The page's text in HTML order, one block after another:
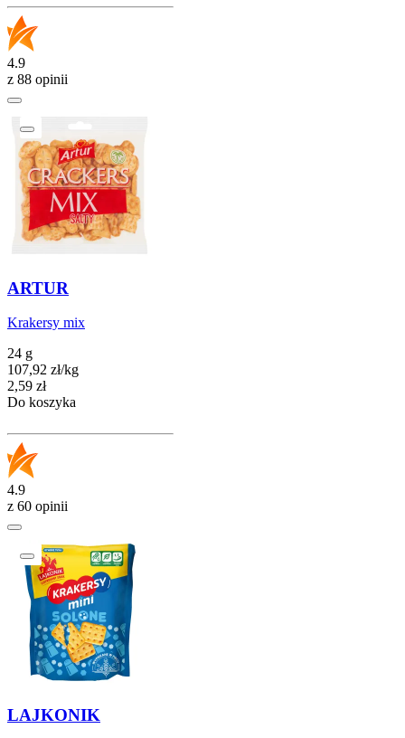
4.9
z 88 opinii
ARTUR
Krakersy mix
24 g
107,92 zł/kg
Cena
2,59 zł
Do koszyka
4.9
z 60 opinii
LAJKONIK